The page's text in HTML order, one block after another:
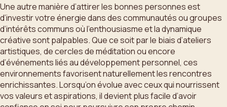
Une autre manière d’attirer les bonnes personnes est
d’investir votre énergie dans des communautés ou groupes
d’intérêts communs où l’enthousiasme et la dynamique
créative sont palpables. Que ce soit par le biais d’ateliers
artistiques, de cercles de méditation ou encore
d’événements liés au développement personnel, ces
environnements favorisent naturellement les rencontres
enrichissantes. Lorsqu’on évolue avec ceux qui nourrissent
vos valeurs et aspirations, il devient plus facile d’avoir